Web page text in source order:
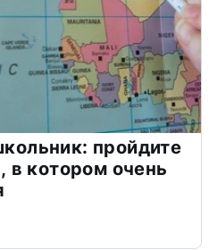
пройдите
в котором очень